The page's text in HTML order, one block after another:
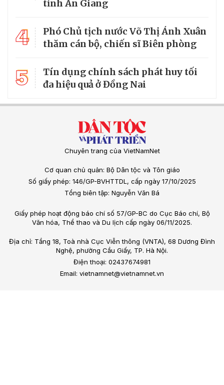
tỉnh An Giang
4
Phó Chủ tịch nước Võ Thị Ánh Xuân
thăm cán bộ, chiến sĩ Biên phòng
5
Tín dụng chính sách phát huy tối
đa hiệu quả ở Đồng Nai
Chuyên trang của VietNamNet
Cơ quan chủ quản: Bộ Dân tộc và Tôn giáo
Số giấy phép: 146/GP-BVHTTDL, cấp ngày 17/10/2025
Tổng biên tập: Nguyễn Văn Bá
Giấy phép hoạt động báo chí số 57/GP-BC do Cục Báo chí, Bộ
Văn hóa, Thể thao và Du lịch cấp ngày 06/11/2025.
Địa chỉ: Tầng 18, Toà nhà Cục Viễn thông (VNTA), 68 Dương Đình
Nghệ, phường Cầu Giấy, TP. Hà Nội.
Điện thoại: 02437674981
Email: vietnamnet@vietnamnet.vn